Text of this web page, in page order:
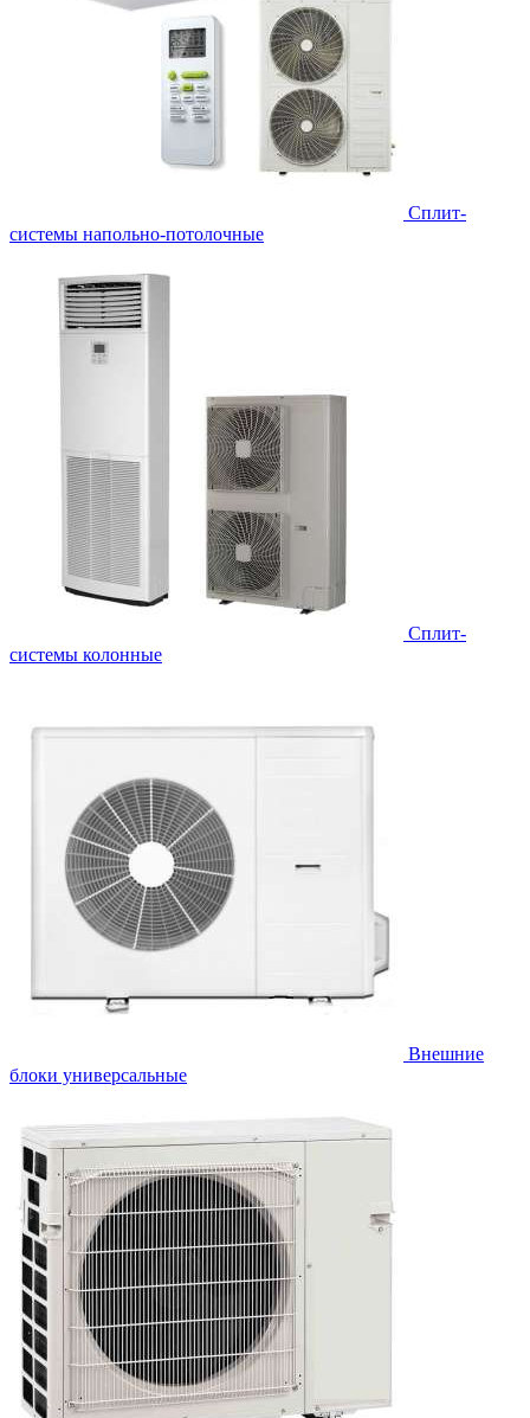
Сплит-
системы напольно-потолочные
Cплит-
системы колонные
Внешние
блоки универсальные